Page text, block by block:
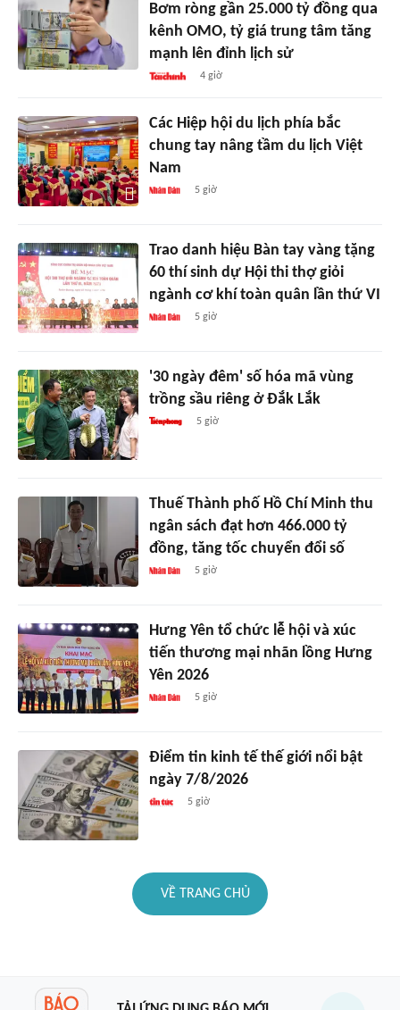
Bơm ròng gần 25.000 tỷ đồng qua
kênh OMO, tỷ giá trung tâm tăng
mạnh lên đỉnh lịch sử
4 giờ
Các Hiệp hội du lịch phía bắc
chung tay nâng tầm du lịch Việt
Nam
5 giờ
Trao danh hiệu Bàn tay vàng tặng
60 thí sinh dự Hội thi thợ giỏi
ngành cơ khí toàn quân lần thứ VI
5 giờ
'30 ngày đêm' số hóa mã vùng
trồng sầu riêng ở Đắk Lắk
5 giờ
Thuế Thành phố Hồ Chí Minh thu
ngân sách đạt hơn 466.000 tỷ
đồng, tăng tốc chuyển đổi số
5 giờ
Hưng Yên tổ chức lễ hội và xúc
tiến thương mại nhãn lồng Hưng
Yên 2026
5 giờ
Điểm tin kinh tế thế giới nổi bật
ngày 7/8/2026
5 giờ
VỀ TRANG CHỦ